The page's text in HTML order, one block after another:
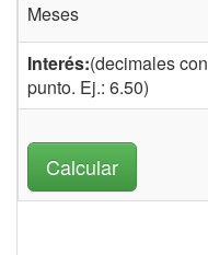
Meses
Interés:(decimales con
punto. Ej.: 6.50)